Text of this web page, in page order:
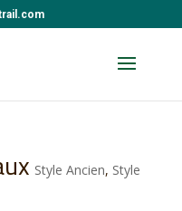
Style Ancien, Style